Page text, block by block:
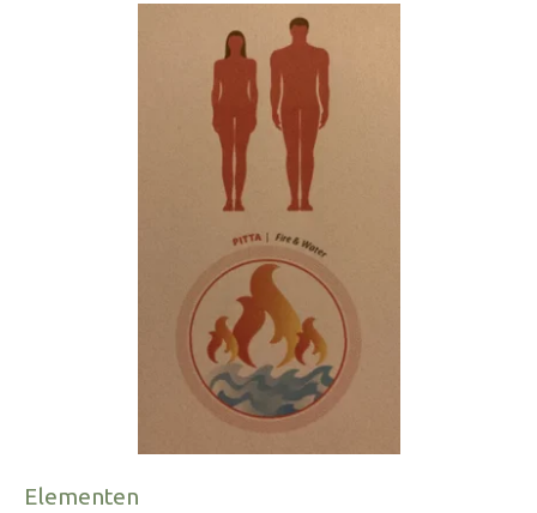
Elementen